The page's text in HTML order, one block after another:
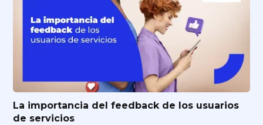
La importancia del feedback de los usuarios
de servicios